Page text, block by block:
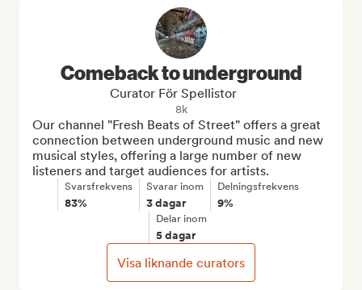
Comeback to underground
Curator För Spellistor
8k
Our channel "Fresh Beats of Street" offers a great
connection between underground music and new
musical styles, offering a large number of new
listeners and target audiences for artists.
Svarsfrekvens
83%
Svarar inom
3 dagar
Delningsfrekvens
9%
Delar inom
5 dagar
Visa liknande curators